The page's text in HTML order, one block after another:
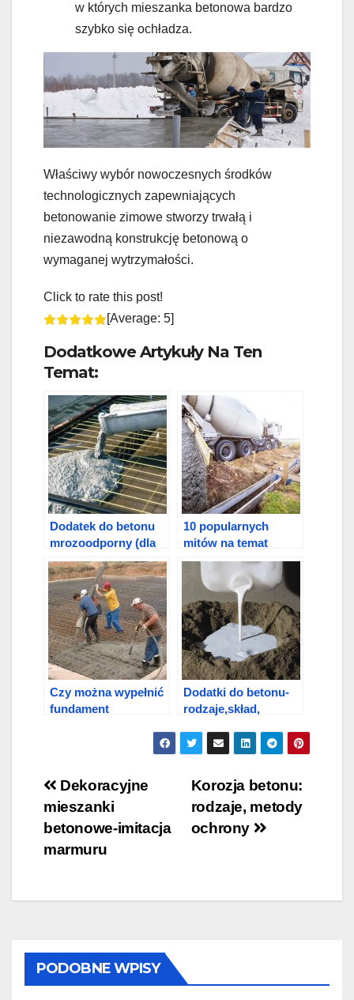
w których mieszanka betonowa bardzo
szybko się ochładza.
Właściwy wybór nowoczesnych środków
technologicznych zapewniających
betonowanie zimowe stworzy trwałą i
niezawodną konstrukcję betonową o
wymaganej wytrzymałości.
Click to rate this post!
[Average: 5]
Dodatkowe Artykuły Na Ten
Temat:
Dodatek do betonu
mrozoodporny (dla
mrozoodporności)
10 popularnych
mitów na temat
betonu
Czy można wypełnić
fundament
Dodatki do betonu-
rodzaje,skład,
Nawigacja
wpisu
Korozja betonu:
rodzaje, metody
ochrony
Dekoracyjne
mieszanki
betonowe-imitacja
marmuru
PODOBNE WPISY